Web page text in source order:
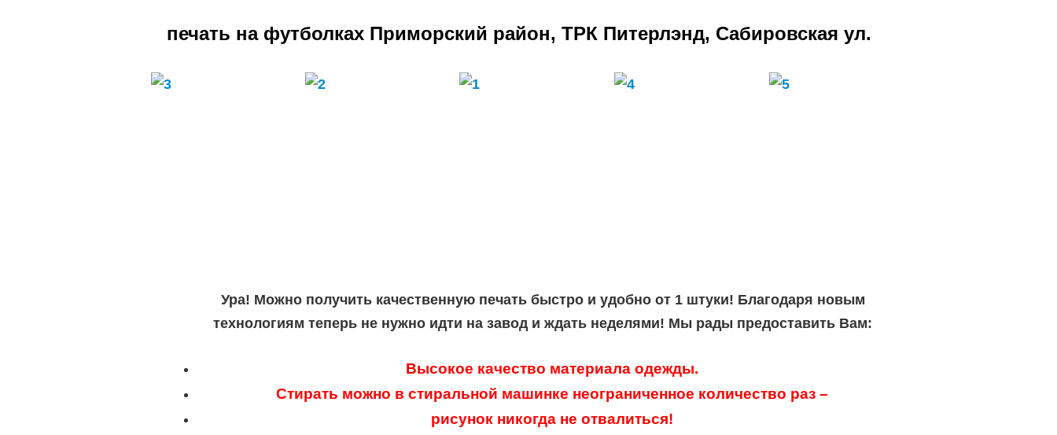
печать на футболках Приморский район, ТРК Питерлэнд, Сабировская ул.
Ура! Можно получить качественную печать быстро и удобно от 1 штуки! Благодаря новым
технологиям теперь не нужно идти на завод и ждать неделями! Мы рады предоставить Вам:
Высокое качество материала одежды.
Стирать можно в стиральной машинке неограниченное количество раз –
рисунок никогда не отвалиться!